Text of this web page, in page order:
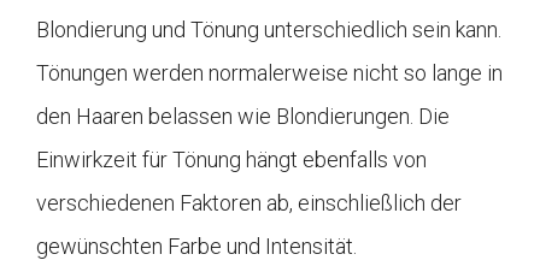
Blondierung und Tönung unterschiedlich sein kann.
Tönungen werden normalerweise nicht so lange in
den Haaren belassen wie Blondierungen. Die
Einwirkzeit für Tönung hängt ebenfalls von
verschiedenen Faktoren ab, einschließlich der
gewünschten Farbe und Intensität.